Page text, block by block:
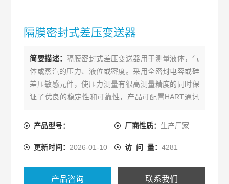
隔膜密封式差压变送器
简要描述：
隔膜密封式差压变送器用于测量液体，气
体或蒸汽的压力、液位或密度。采用全密封电容或硅
差压敏感元件，使压力测量有很高测量精度的同时保
证了优良的稳定性和可靠性，产品可配置HART通讯
行设定，监控，测试和组态。
产品型号： 厂商性质： 生产厂家
更新时间： 2026-01-10 访 问 量： 4281
产品咨询 联系我们